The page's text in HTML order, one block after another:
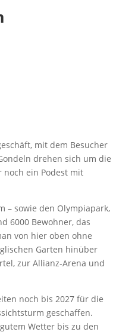
mit dem Besucher
drehen sich um die
noch ein Podest mit
– sowie den Olympiapark,
6000 Bewohner, das
von hier oben ohne
Garten hinüber
zur Allianz-Arena und
noch bis 2027 für die
geschaffen.
Wetter bis zu den